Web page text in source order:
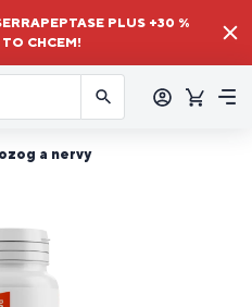
PLUS +30 %
TO CHCEM!
sa
Košík
a nervy